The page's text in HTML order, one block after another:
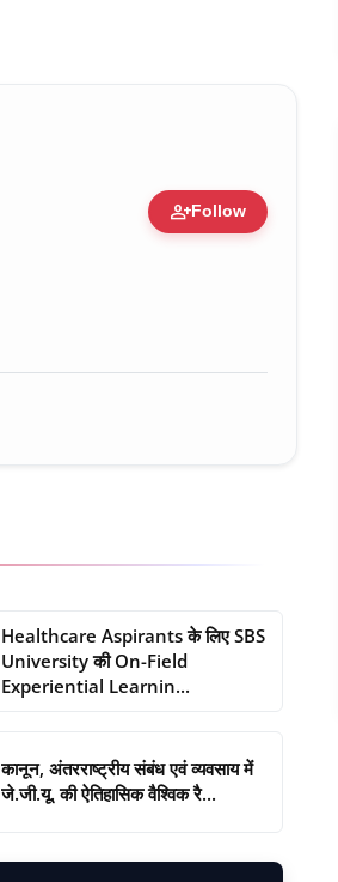
person_addFollow
Healthcare Aspirants के लिए SBS
University की On-Field
Experiential Learnin...
कानून, अंतरराष्ट्रीय संबंध एवं व्यवसाय में
जे.जी.यू. की ऐतिहासिक वैश्विक रै...